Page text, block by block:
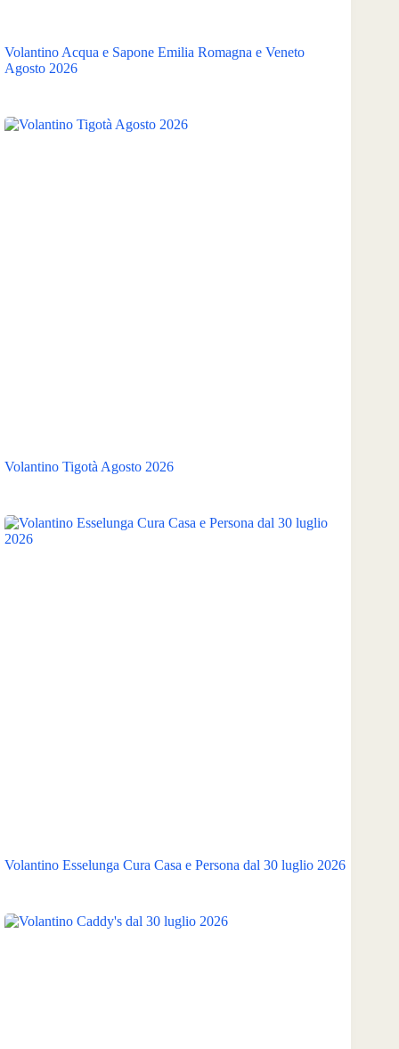
Volantino Acqua e Sapone Emilia Romagna e Veneto
Agosto 2026
Volantino Tigotà Agosto 2026
Volantino Esselunga Cura Casa e Persona dal 30 luglio 2026